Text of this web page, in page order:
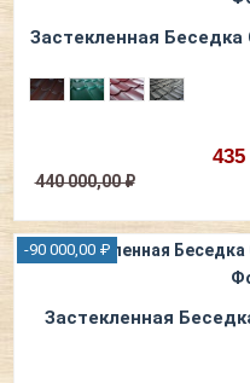
Застекленная
440 000,00 ₽
-90 000,00 ₽
Застекленная